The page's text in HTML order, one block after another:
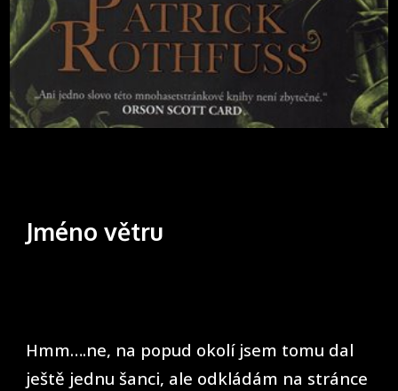
Jméno větru
Hmm….ne, na popud okolí jsem tomu dal
ještě jednu šanci, ale odkládám na stránce